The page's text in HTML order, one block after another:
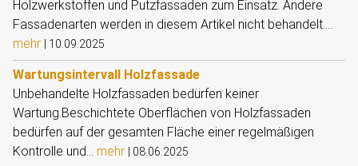
Holzwerkstoffen und Putzfassaden zum Einsatz. Andere
Fassadenarten werden in diesem Artikel nicht behandelt....
mehr
10.09.2025
Wartungsintervall Holzfassade
Unbehandelte Holzfassaden bedürfen keiner
Wartung.Beschichtete Oberflächen von Holzfassaden
bedürfen auf der gesamten Fläche einer regelmäßigen
Kontrolle und... mehr 08.06.2025